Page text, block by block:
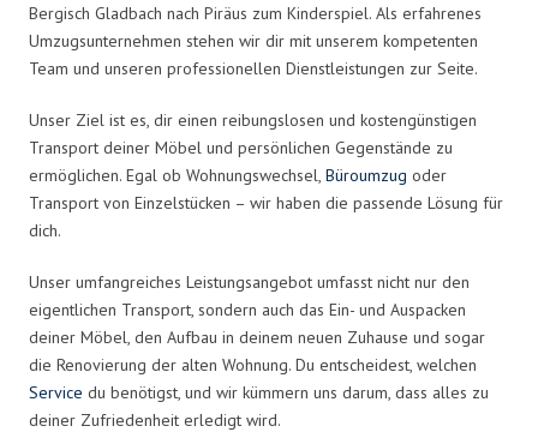
Bergisch Gladbach nach Piräus zum Kinderspiel. Als erfahrenes
Umzugsunternehmen stehen wir dir mit unserem kompetenten
Team und unseren professionellen Dienstleistungen zur Seite.
Unser Ziel ist es, dir einen reibungslosen und kostengünstigen
Transport deiner Möbel und persönlichen Gegenstände zu
ermöglichen. Egal ob Wohnungswechsel, Büroumzug oder
Transport von Einzelstücken – wir haben die passende Lösung für
dich.
Unser umfangreiches Leistungsangebot umfasst nicht nur den
eigentlichen Transport, sondern auch das Ein- und Auspacken
deiner Möbel, den Aufbau in deinem neuen Zuhause und sogar
die Renovierung der alten Wohnung. Du entscheidest, welchen
Service du benötigst, und wir kümmern uns darum, dass alles zu
deiner Zufriedenheit erledigt wird.